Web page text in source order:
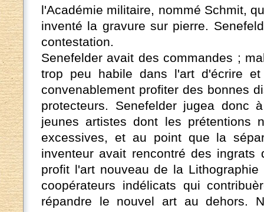
l'Académie militaire, nommé Schmit,
inventé la gravure sur pierre.
contestation.
Senefelder avait des commandes ;
trop peu habile dans l'art d'écrire
convenablement profiter des bonnes
protecteurs. Senefelder jugea donc
jeunes artistes dont les prétentions
excessives, et au point que la
inventeur avait rencontré des
profit l'art nouveau de la
coopérateurs indélicats qui
répandre le nouvel art au dehors.